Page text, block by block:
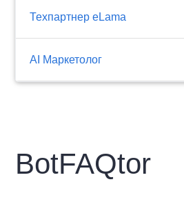
Техпартнер eLama
AI Маркетолог
BotFAQtor